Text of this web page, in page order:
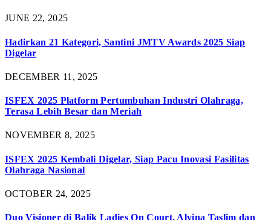
JUNE 22, 2025
Hadirkan 21 Kategori, Santini JMTV Awards 2025 Siap
Digelar
DECEMBER 11, 2025
ISFEX 2025 Platform Pertumbuhan Industri Olahraga,
Terasa Lebih Besar dan Meriah
NOVEMBER 8, 2025
ISFEX 2025 Kembali Digelar, Siap Pacu Inovasi Fasilitas
Olahraga Nasional
OCTOBER 24, 2025
Duo Visioner di Balik Ladies On Court, Alvina Taslim dan